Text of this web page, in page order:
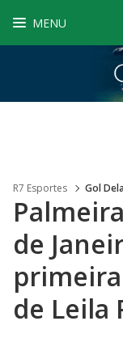
MENU
R7 Esportes Gol
de
de Leila